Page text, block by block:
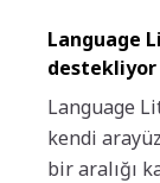
Language
destekliyor
Language
kendi
bir aralığı